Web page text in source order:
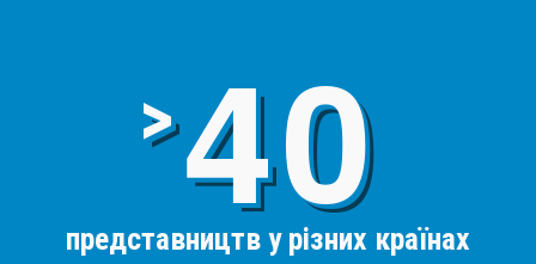
>4
представництв у різних країнах